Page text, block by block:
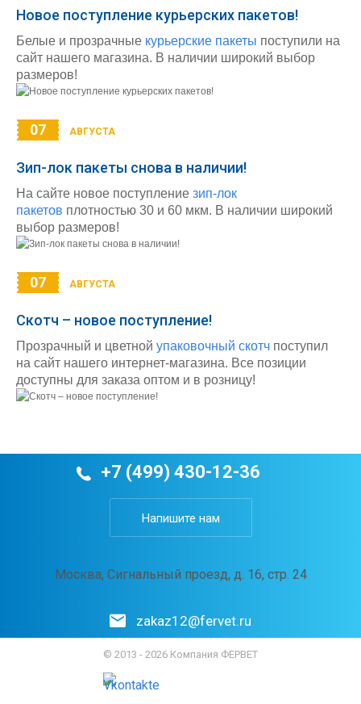
Новое поступление курьерских пакетов!
Белые и прозрачные курьерские пакеты поступили на
сайт нашего магазина. В наличии широкий выбор
размеров!
07 АВГУСТА
Зип-лок пакеты снова в наличии!
На сайте новое поступление зип-лок
пакетов плотностью 30 и 60 мкм. В наличии широкий
выбор размеров!
07 АВГУСТА
Скотч – новое поступление!
Прозрачный и цветной упаковочный скотч поступил
на сайт нашего интернет-магазина. Все позиции
доступны для заказа оптом и в розницу!
+7 (499) 430-12-36
Напишите нам
Москва, Сигнальный проезд, д. 16, стр. 24
zakaz12@fervet.ru
© 2013 - 2026 Компания ФЕРВЕТ